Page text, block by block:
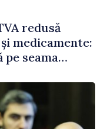
redusă
medicamente:
seama